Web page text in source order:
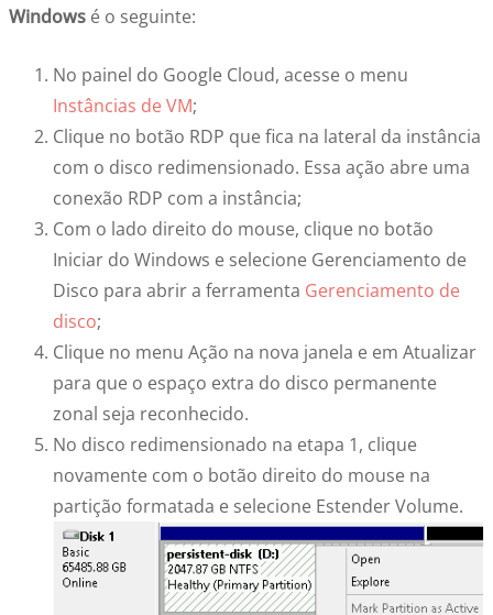
Windows é o seguinte:
No painel do Google Cloud, acesse o menu
Instâncias de VM;
Clique no botão RDP que fica na lateral da instância
com o disco redimensionado. Essa ação abre uma
conexão RDP com a instância;
Com o lado direito do mouse, clique no botão
Iniciar do Windows e selecione Gerenciamento de
Disco para abrir a ferramenta Gerenciamento de
disco;
Clique no menu Ação na nova janela e em Atualizar
para que o espaço extra do disco permanente
zonal seja reconhecido.
No disco redimensionado na etapa 1, clique
novamente com o botão direito do mouse na
partição formatada e selecione Estender Volume.